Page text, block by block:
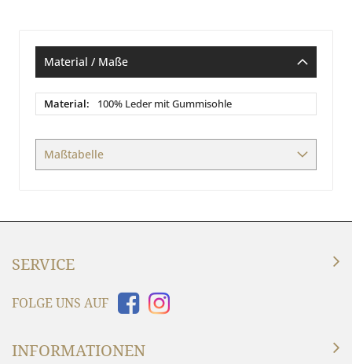
Material / Maße
Material
/
100% Leder mit Gummisohle
Maßtabelle
SERVICE
FOLGE UNS AUF
INFORMATIONEN